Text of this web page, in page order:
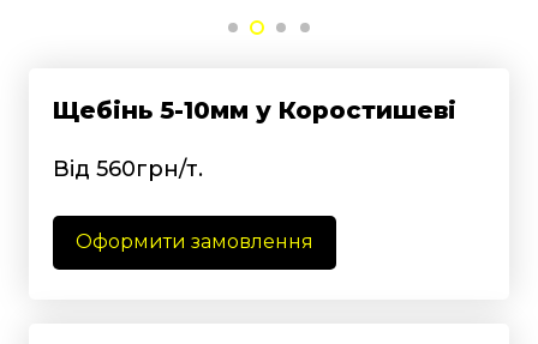
Щебінь 5-10мм у Коростишеві
Від 560грн/т.
Оформити замовлення